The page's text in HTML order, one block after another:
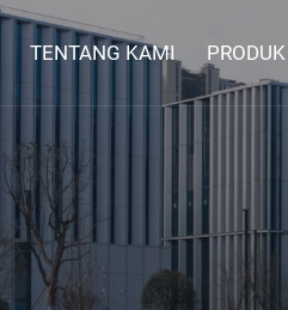
TENTANG KAMI PRODUK